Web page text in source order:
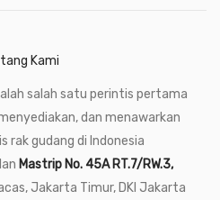
Kami
salah satu perintis pertama
dan menawarkan
rak gudang di Indonesia
Mastrip No. 45A RT.7/RW.3,
Jakarta Timur, DKI Jakarta